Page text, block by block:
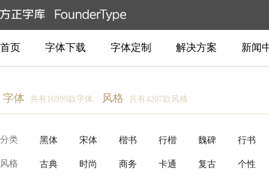
首页 字体下载 字体定制 解决方案 新闻
字体 共有16999款字体 风格 共有4207款风格
分类 黑体 宋体 楷书 行楷 魏碑 行书
创意书写 常规书写·毛笔 常规书写·硬笔 衬
风格 古典 时尚 商务 卡通 复古 个性